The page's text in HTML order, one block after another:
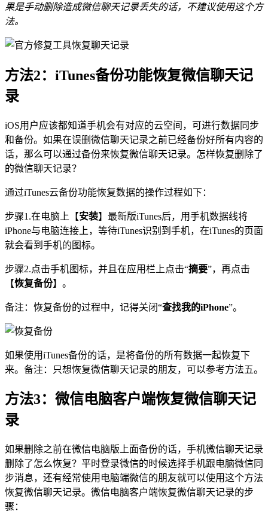
果是手动删除造成微信聊天记录丢失的话，不建议使用这个方
法。
方法2：iTunes备份功能恢复微信聊天记
录
iOS用户应该都知道手机会有对应的云空间，可进行数据同步
和备份。如果在误删微信聊天记录之前已经备份好所有内容的
话，那么可以通过备份来恢复微信聊天记录。怎样恢复删除了
的微信聊天记录？
通过iTunes云备份功能恢复数据的操作过程如下：
步骤1.在电脑上【安装】最新版iTunes后，用手机数据线将
iPhone与电脑连接上，等待iTunes识别到手机，在iTunes的页面
就会看到手机的图标。
步骤2.点击手机图标，并且在应用栏上点击“摘要”，再点击
【恢复备份】。
备注：恢复备份的过程中，记得关闭“查找我的iPhone”。
如果使用iTunes备份的话，是将备份的所有数据一起恢复下
来。备注：只想恢复微信聊天记录的朋友，可以参考方法五。
方法3：微信电脑客户端恢复微信聊天记
录
如果删除之前在微信电脑版上面备份的话，手机微信聊天记录
删除了怎么恢复？平时登录微信的时候选择手机跟电脑微信同
步消息，还有经常使用电脑端微信的朋友就可以使用这个方法
恢复微信聊天记录。微信电脑客户端恢复微信聊天记录的步
骤：